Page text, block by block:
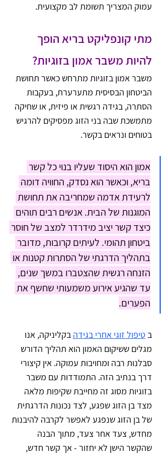
עמוק המצריך תשומת לב מקצועית.
מתי קונפליקט בריא הופך
להיות משבר אמון בזוגיות?
משבר אמון בזוגיות מתרחש כאשר תחושת
הביטחון הבסיסית מתערערת, בעקבות
הסתרה, בגידה רגשית או פיזית, או שחיקה
מתמשכת שבה בני הזוג מפסיקים להרגיש
בטוחים ונראים בקשר.
אמון הוא היסוד שעליו בנוי כל קשר
בריא, וכאשר הוא נסדק, החוויה דומה
לרעידת אדמה שמחריבה את תחושת
המוגנות של הבית. אנשים רבים תוהים
כיצד קשר יציב מידרדר למצב של חוסר
ביטחון תהומי. לעיתים קרובות, מדובר
בתהליך הדרגתי של הסתרות קטנות או
הזנחה רגשית שהצטברו במשך שנים,
עד שהגיע אירוע משמעותי שחשף את
הפערים.
ב טיפול זוגי אחרי בגידה בקליניקה, אנו
מגלים ששיקום האמון הוא תהליך הדורש
סבלנות רבה ומחויבות עמוקה. אין קיצורי
דרך בנתיב הזה. התמודדות עם משבר
בזוגיות מסוג זה מחייבת שקיפות מלאה
מצד בן הזוג שפגע, לצד נכונות הדרגתית
של בן הזוג שנפגע לאפשר לקרבה להיבנות
מחדש, צעד אחר צעד, מתוך הבנה
שהקשר הישן לא יחזור - אך קשר חדש,